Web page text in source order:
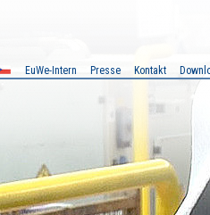
EuWe-Intern Presse Kontakt